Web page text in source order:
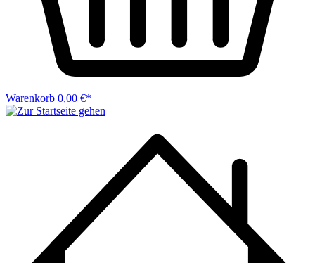
Warenkorb 0,00 €*